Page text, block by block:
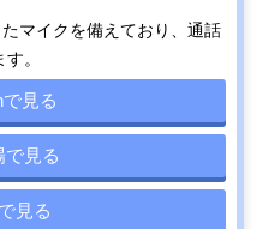
マイクを備えており、通話
。
見る
で見る
見る